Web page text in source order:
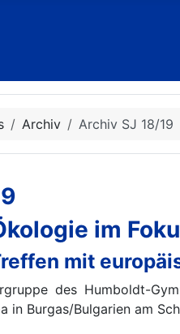
Archiv Archiv SJ 18/19
im
mit
des Humboldt-
in Burgas/Bulgarien am